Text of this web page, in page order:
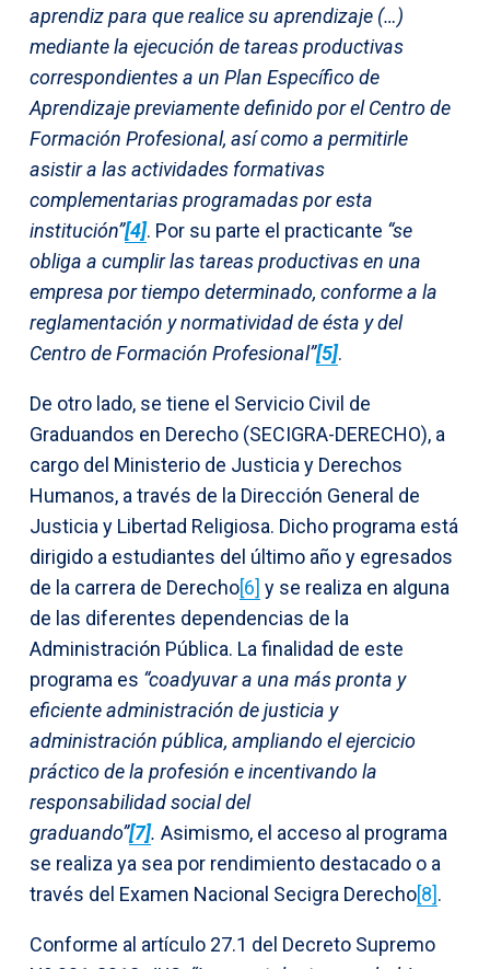
aprendiz para que realice su aprendizaje (…)
mediante la ejecución de tareas productivas
correspondientes a un Plan Específico de
Aprendizaje previamente definido por el Centro de
Formación Profesional, así como a permitirle
asistir a las actividades formativas
complementarias programadas por esta
institución”[4]. Por su parte el practicante “se
obliga a cumplir las tareas productivas en una
empresa por tiempo determinado, conforme a la
reglamentación y normatividad de ésta y del
Centro de Formación Profesional”[5].
De otro lado, se tiene el Servicio Civil de
Graduandos en Derecho (SECIGRA-DERECHO), a
cargo del Ministerio de Justicia y Derechos
Humanos, a través de la Dirección General de
Justicia y Libertad Religiosa. Dicho programa está
dirigido a estudiantes del último año y egresados
de la carrera de Derecho[6] y se realiza en alguna
de las diferentes dependencias de la
Administración Pública. La finalidad de este
programa es “coadyuvar a una más pronta y
eficiente administración de justicia y
administración pública, ampliando el ejercicio
práctico de la profesión e incentivando la
responsabilidad social del
graduando”[7]. Asimismo, el acceso al programa
se realiza ya sea por rendimiento destacado o a
través del Examen Nacional Secigra Derecho[8].
Conforme al artículo 27.1 del Decreto Supremo